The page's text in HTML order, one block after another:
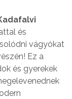
és
vágyókat
Ez a
és gyerekek